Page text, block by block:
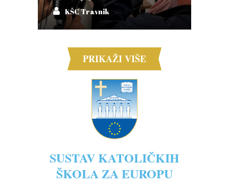
KŠC Travnik
PRIKAŽI VIŠE
SUSTAV KATOLIČKIH
ŠKOLA ZA EUROPU